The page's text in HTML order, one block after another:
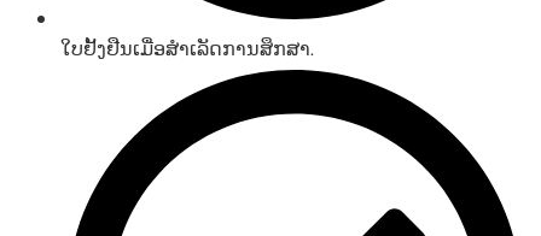
ໃບຢັ້ງຢືນເມື່ອສຳເລັດການສຶກສາ.